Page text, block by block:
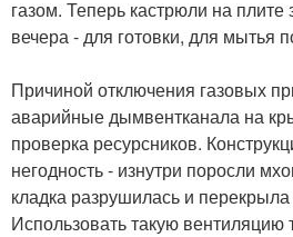
газом. Теперь кастрюли на плите
вечера - для готовки, для мытья
Причиной отключения газовых
аварийные дымвентканала на
проверка ресурсников.
негодность - изнутри поросли
кладка разрушилась и
Использовать такую вентиляцию